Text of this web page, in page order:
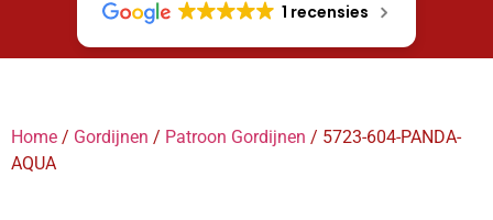
1 recensies
Home / Gordijnen / Patroon Gordijnen / 5723-604-PANDA-
AQUA